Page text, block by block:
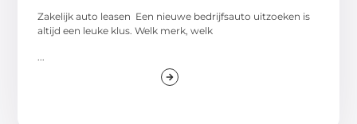
Zakelijk auto leasen Een nieuwe bedrijfsauto uitzoeken is
altijd een leuke klus. Welk merk, welk